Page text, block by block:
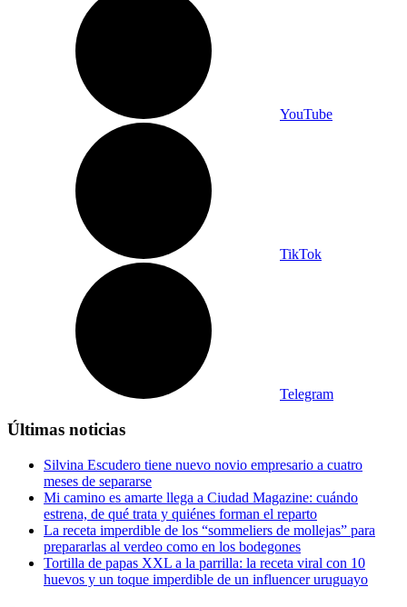
YouTube
TikTok
Telegram
Últimas noticias
Silvina Escudero tiene nuevo novio empresario a cuatro
meses de separarse
Mi camino es amarte llega a Ciudad Magazine: cuándo
estrena, de qué trata y quiénes forman el reparto
La receta imperdible de los “sommeliers de mollejas” para
prepararlas al verdeo como en los bodegones
Tortilla de papas XXL a la parrilla: la receta viral con 10
huevos y un toque imperdible de un influencer uruguayo